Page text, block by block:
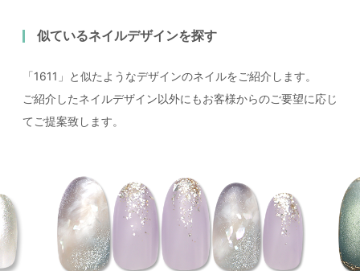
似ているネイルデザインを探す
「1611」と似たようなデザインのネイルをご紹介します。
ご紹介したネイルデザイン以外にもお客様からのご要望に応じ
てご提案致します。